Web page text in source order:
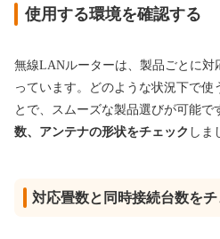
使用する環境を確認する
無線LANルーターは、製品ごとに対
っています。どのような状況下で使
とで、スムーズな製品選びが可能で
数、アンテナの形状をチェック しま
対応畳数と同時接続台数をチ